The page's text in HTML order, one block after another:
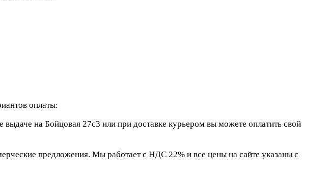
оплаты:
на Бойцовая 27с3 или при доставке курьером вы можете оплатить свой
предложения. Мы работает с НДС 22% и все цены на сайте указаны с